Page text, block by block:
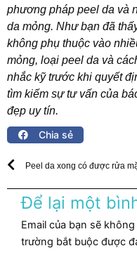
phương pháp peel da và
da mỏng. Như bạn đã
không phụ thuộc vào
mỏng, loại peel da và
nhắc kỹ trước khi quyết
tìm kiếm sự tư vấn của
đẹp uy tín.
Chia sẻ
Để lại một
Email của bạn sẽ
trường bắt buộc được